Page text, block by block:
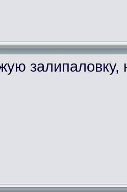
залипаловку,